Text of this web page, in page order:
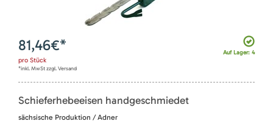
Auf Lager: 4
81,46€*
pro Stück
*inkl. MwSt zzgl. Versand
Schieferhebeeisen handgeschmiedet
sächsische Produktion / Adner